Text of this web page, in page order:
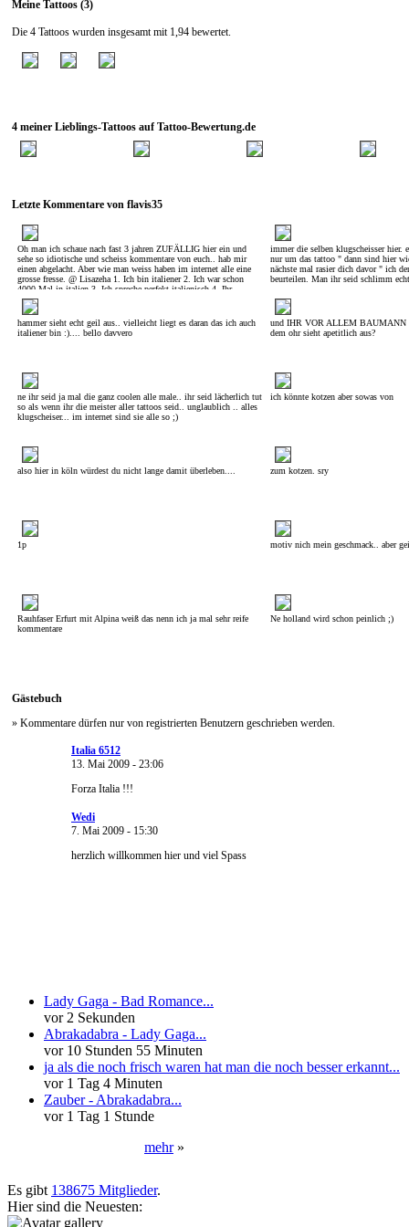
Meine Tattoos (3)
Die 4 Tattoos wurden insgesamt mit 1,94 bewertet.
4 meiner Lieblings-Tattoos auf Tattoo-Bewertung.de
Letzte Kommentare von flavis35
Oh man ich schaue nach fast 3 jahren ZUFÄLLIG hier ein und
sehe so idiotische und scheiss kommentare von euch.. hab mir
einen abgelacht. Aber wie man weiss haben im internet alle eine
grosse fresse. @ Lisazeha 1. Ich bin italiener 2. Ich war schon
4000 Mal in italien 3. Ich spreche perfekt italienisch 4. Ihr
VOLLIDIOTEN könnt mich alle am arsch lecken ;) Euer
ITALIENER!
immer die selben klugscheisser hier.
nur um das tattoo " dann sind hier
nächste mal rasier dich davor " ich
beurteilen. Man ihr seid schlimm
hammer sieht echt geil aus.. vielleicht liegt es daran das ich auch
italiener bin :).... bello davvero
und IHR VOR ALLEM BAUMANN
dem ohr sieht apetitlich aus?
ne ihr seid ja mal die ganz coolen alle male.. ihr seid lächerlich tut
so als wenn ihr die meister aller tattoos seid.. unglaublich .. alles
klugscheiser... im internet sind sie alle so ;)
ich könnte kotzen aber sowas von
also hier in köln würdest du nicht lange damit überleben.... zum kotzen. sry
1p motiv nich mein geschmack.. aber
Rauhfaser Erfurt mit Alpina weiß das nenn ich ja mal sehr reife
kommentare
Ne holland wird schon peinlich ;)
Gästebuch
» Kommentare dürfen nur von registrierten Benutzern geschrieben werden.
Italia 6512
13. Mai 2009 - 23:06
Forza Italia !!!
Wedi
7. Mai 2009 - 15:30
herzlich willkommen hier und viel Spass
Lady Gaga - Bad Romance...
vor 2 Sekunden
Abrakadabra - Lady Gaga...
vor 10 Stunden 55 Minuten
ja als die noch frisch waren hat man die noch besser erkannt...
vor 1 Tag 4 Minuten
Zauber - Abrakadabra...
vor 1 Tag 1 Stunde
mehr»
Es gibt 138675 Mitglieder.
Hier sind die Neuesten: